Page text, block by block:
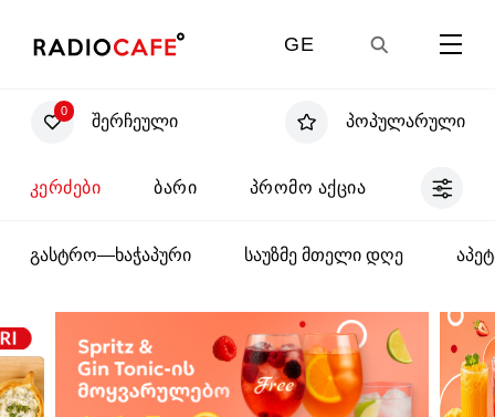
GE
0
შერჩეული პოპულარული
კერძები ბარი პრომო აქცია
გასტრო—ხაჭაპური საუზმე მთელი დღე